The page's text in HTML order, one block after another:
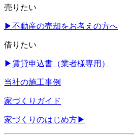
売りたい
▶不動産の売却をお考えの方へ
借りたい
▶賃貸申込書（業者様専用）
当社の施工事例
家づくりガイド
家づくりのはじめ方▶